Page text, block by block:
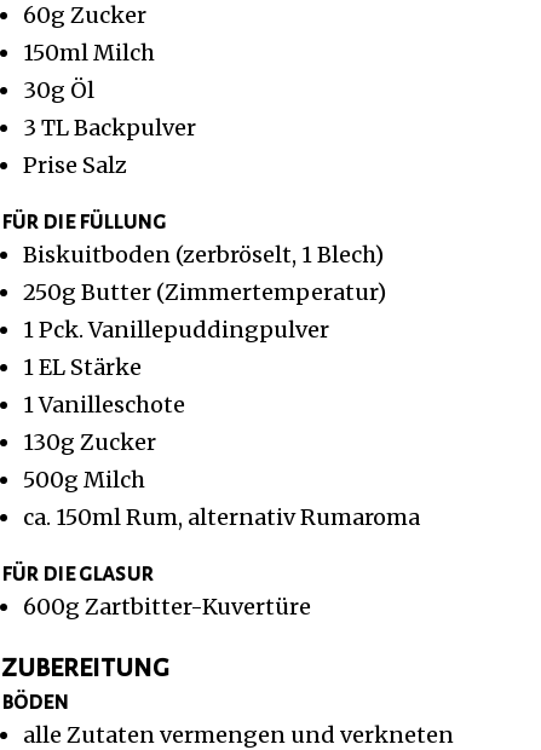
60g Zucker
150ml Milch
30g Öl
3 TL Backpulver
Prise Salz
für die füllung
Biskuitboden (zerbröselt, 1 Blech)
250g Butter (Zimmertemperatur)
1 Pck. Vanillepuddingpulver
1 EL Stärke
1 Vanilleschote
130g Zucker
500g Milch
ca. 150ml Rum, alternativ Rumaroma
für die glasur
600g Zartbitter-Kuvertüre
zubereitung
böden
alle Zutaten vermengen und verkneten